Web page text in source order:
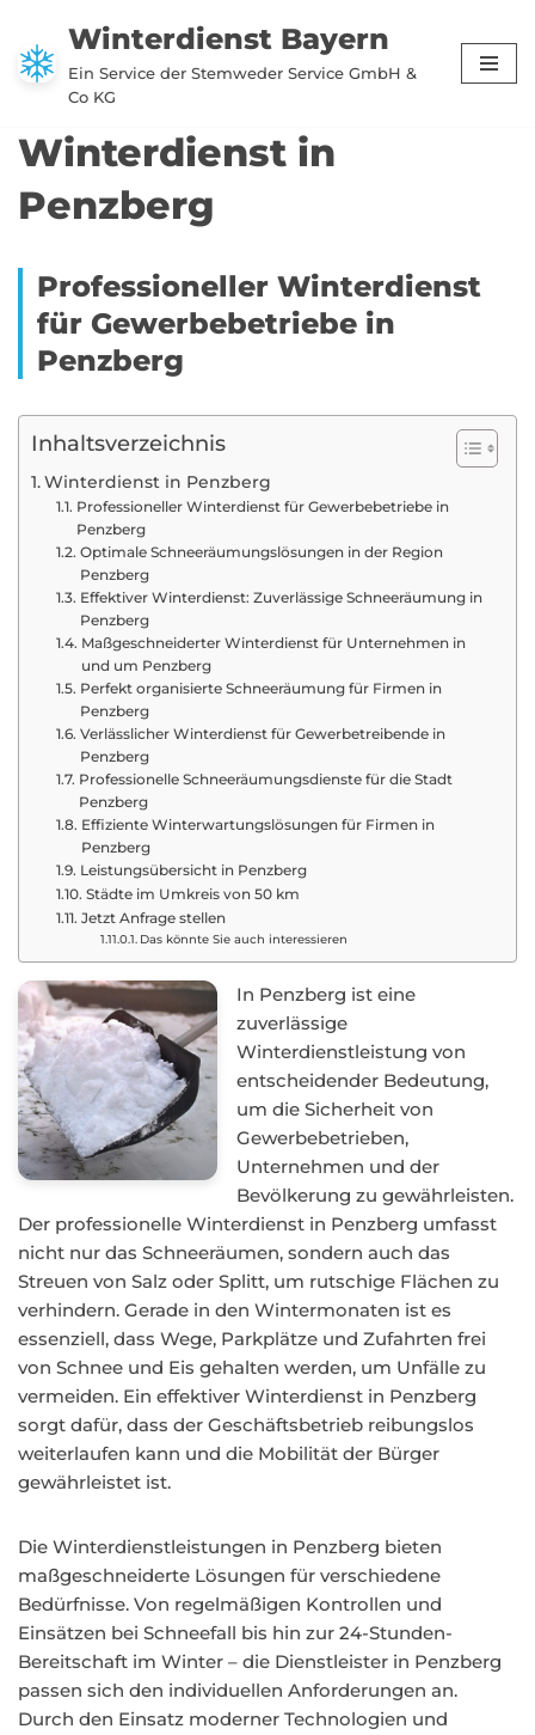
Zum
Inhalt
Winterdienst Bayern
Ein Service der Stemweder Service GmbH &
Co KG
Winterdienst in
Penzberg
Professioneller Winterdienst
für Gewerbebetriebe in
Penzberg
Inhaltsverzeichnis
Winterdienst in Penzberg
Professioneller Winterdienst für Gewerbebetriebe in
Penzberg
Optimale Schneeräumungslösungen in der Region
Penzberg
Effektiver Winterdienst: Zuverlässige Schneeräumung in
Penzberg
Maßgeschneiderter Winterdienst für Unternehmen in
und um Penzberg
Perfekt organisierte Schneeräumung für Firmen in
Penzberg
Verlässlicher Winterdienst für Gewerbetreibende in
Penzberg
Professionelle Schneeräumungsdienste für die Stadt
Penzberg
Effiziente Winterwartungslösungen für Firmen in
Penzberg
Leistungsübersicht in Penzberg
Städte im Umkreis von 50 km
Jetzt Anfrage stellen
Das könnte Sie auch interessieren
In Penzberg ist eine
zuverlässige
Winterdienstleistung von
entscheidender Bedeutung,
um die Sicherheit von
Gewerbebetrieben,
Unternehmen und der
Bevölkerung zu gewährleisten.
Der professionelle Winterdienst in Penzberg umfasst
nicht nur das Schneeräumen, sondern auch das
Streuen von Salz oder Splitt, um rutschige Flächen zu
verhindern. Gerade in den Wintermonaten ist es
essenziell, dass Wege, Parkplätze und Zufahrten frei
von Schnee und Eis gehalten werden, um Unfälle zu
vermeiden. Ein effektiver Winterdienst in Penzberg
sorgt dafür, dass der Geschäftsbetrieb reibungslos
weiterlaufen kann und die Mobilität der Bürger
gewährleistet ist.
Die Winterdienstleistungen in Penzberg bieten
maßgeschneiderte Lösungen für verschiedene
Bedürfnisse. Von regelmäßigen Kontrollen und
Einsätzen bei Schneefall bis hin zur 24-Stunden-
Bereitschaft im Winter – die Dienstleister in Penzberg
passen sich den individuellen Anforderungen an.
Durch den Einsatz moderner Technologien und